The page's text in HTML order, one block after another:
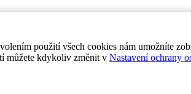
použití všech cookies nám umožníte
můžete kdykoliv změnit v Nastavení ochrany